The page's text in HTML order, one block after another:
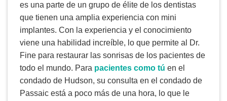
es una parte de un grupo de élite de los dentistas
que tienen una amplia experiencia con mini
implantes. Con la experiencia y el conocimiento
viene una habilidad increíble, lo que permite al Dr.
Fine para restaurar las sonrisas de los pacientes de
todo el mundo. Para pacientes como tú en el
condado de Hudson, su consulta en el condado de
Passaic está a poco más de una hora, lo que le